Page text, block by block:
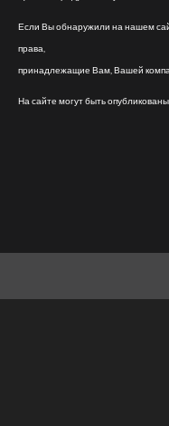
Если Вы обнаружили на нашем
права,
принадлежащие Вам, Вашей
На сайте могут быть